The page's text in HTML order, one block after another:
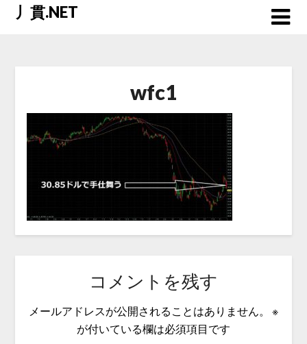
Skip丿貫.NET
wfc1
コメントを残す
メールアドレスが公開されることはありません。
※
が付いている欄は必須項目です